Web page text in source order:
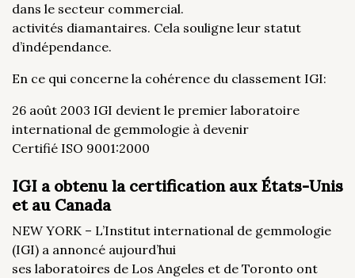
dans le secteur commercial.
activités diamantaires. Cela souligne leur statut
d’indépendance.
En ce qui concerne la cohérence du classement IGI:
26 août 2003 IGI devient le premier laboratoire
international de gemmologie à devenir
Certifié ISO 9001:2000
IGI a obtenu la certification aux États-Unis
et au Canada
NEW YORK – L’Institut international de gemmologie
(IGI) a annoncé aujourd’hui
ses laboratoires de Los Angeles et de Toronto ont